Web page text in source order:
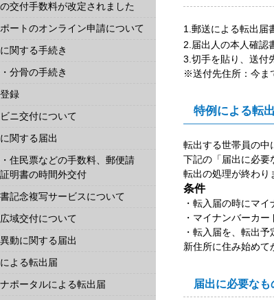
の交付手数料が改定されました
ートのオンライン申請について
関する手続き
分骨の手続き
録
ニ交付について
関する届出
住民票などの手数料、郵便請
明書の時間外交付
記念複写サービスについて
域交付について
動に関する届出
よる転出届
ポータルによる転出届
1.郵送による転出届
2.届出人の本人確認
3.切手を貼り、送付
※送付先住所：今ま
特例による転
転出する世帯員の中
下記の「届出に必要
転出の処理が終わり
条件
・転入届の時にマ
・マイナンバーカ
・転入届を、転出予
新住所に住み始めて
届出に必要なも